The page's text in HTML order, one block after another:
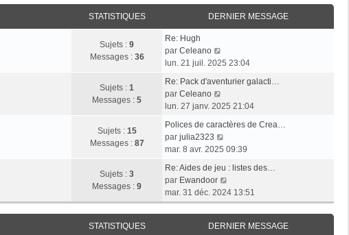
e
g
i
e
r
e
s
s
a
g
e
m
s
s
r
l
e
r
n
e
m
s
s
g
e
STATISTIQUES DERNIER MESSAGE
Sujets : 9
Messages : 36
Re: Hugh
par Celeano
o
r
e
d
e
r
i
e
r
e
lun. 21 juil. 2025 23:04
Sujets : 1
Messages : 5
Re: Pack d'aventurier galacti…
par Celeano
o
r
l
e
d
e
r
n
i
e
lun. 27 janv. 2025 21:04
Sujets : 15
Messages : 87
Polices de caractères de Crea…
par julia2323
o
r
l
e
e
mar. 8 avr. 2025 09:39
Sujets : 3
Messages : 9
Re: Aides de jeu : listes des…
par Ewandoor
o
i
r
l
mar. 31 déc. 2024 13:51
STATISTIQUES DERNIER MESSAGE